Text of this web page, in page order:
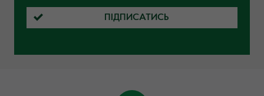
ПІДПИСАТИСЬ